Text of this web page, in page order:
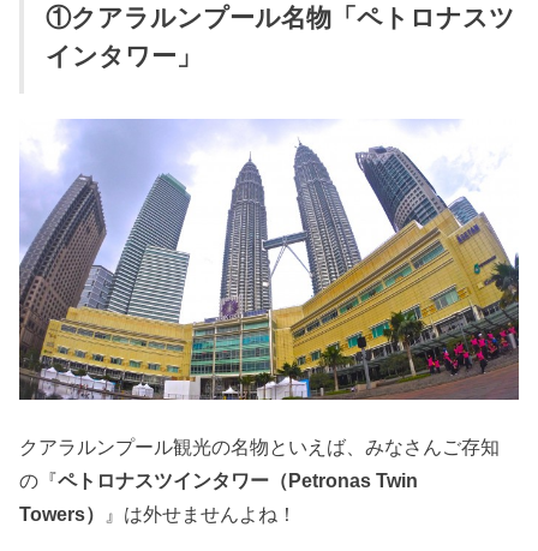
①クアラルンプール名物「ペトロナスツ
インタワー」
クアラルンプール観光の名物といえば、みなさんご存知
の『ペトロナスツインタワー（Petronas Twin
Towers）
』は外せませんよね！